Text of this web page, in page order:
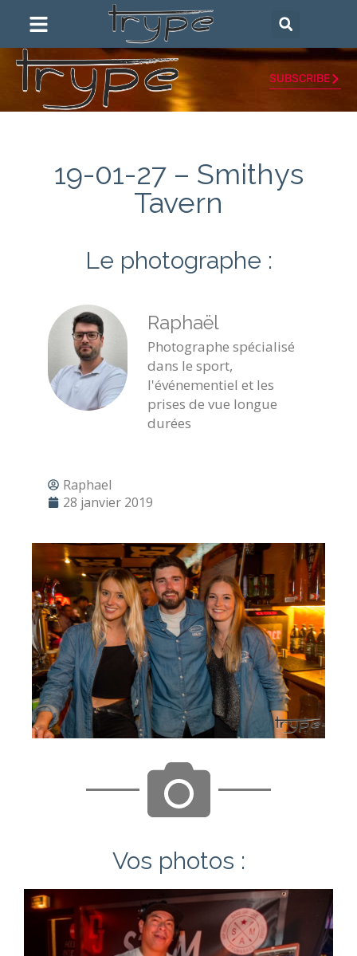
SUBSCRIBE
19-01-27 – Smithys
Tavern
Le photographe :
Raphaël
Photographe spécialisé
dans le sport,
l'événementiel et les
prises de vue longue
durées
Raphael
28 janvier 2019
Vos photos :